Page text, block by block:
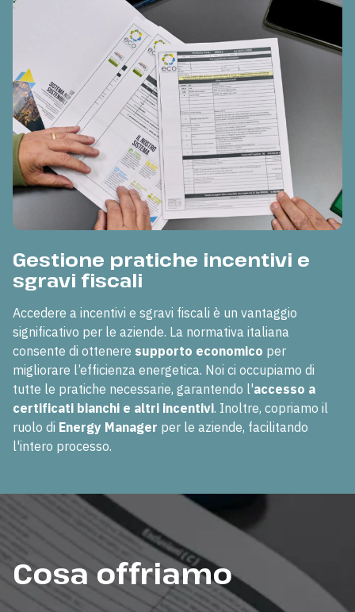
Gestione pratiche incentivi e
sgravi fiscali
Accedere a incentivi e sgravi fiscali è un vantaggio
significativo per le aziende. La normativa italiana
consente di ottenere supporto economico per
migliorare l’efficienza energetica. Noi ci occupiamo di
tutte le pratiche necessarie, garantendo l'accesso a
certificati bianchi e altri incentivi. Inoltre, copriamo il
ruolo di Energy Manager per le aziende, facilitando
l'intero processo.
Cosa offriamo